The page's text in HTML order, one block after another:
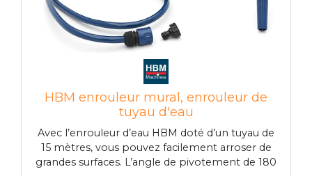
HBM enrouleur mural, enrouleur de
tuyau d'eau
Avec l’enrouleur d’eau HBM doté d’un tuyau de
15 mètres, vous pouvez facilement arroser de
grandes surfaces. L’angle de pivotement de 180